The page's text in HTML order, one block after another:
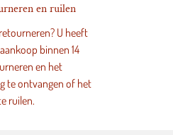
en ruilen
U heeft
binnen 14
en het
te ontvangen of het
ruilen.